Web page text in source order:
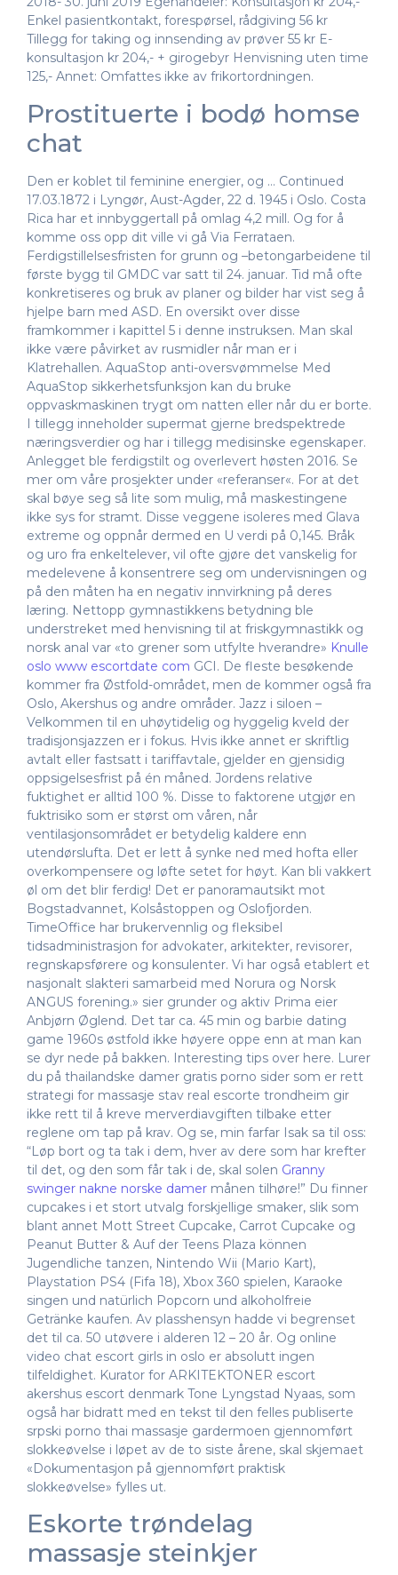
Enkel pasientkontakt, forespørsel, rådgiving 56 kr
Tillegg for taking og innsending av prøver 55 kr E-
konsultasjon kr 204,- + girogebyr Henvisning uten time
125,- Annet: Omfattes ikke av frikortordningen.
Prostituerte i bodø homse
chat
Den er koblet til feminine energier, og … Continued
17.03.1872 i Lyngør, Aust-Agder, 22 d. 1945 i Oslo. Costa
Rica har et innbyggertall på omlag 4,2 mill. Og for å
komme oss opp dit ville vi gå Via Ferrataen.
Ferdigstillelsesfristen for grunn og –betongarbeidene til
første bygg til GMDC var satt til 24. januar. Tid må ofte
konkretiseres og bruk av planer og bilder har vist seg å
hjelpe barn med ASD. En oversikt over disse
framkommer i kapittel 5 i denne instruksen. Man skal
ikke være påvirket av rusmidler når man er i
Klatrehallen. AquaStop anti-oversvømmelse Med
AquaStop sikkerhetsfunksjon kan du bruke
oppvaskmaskinen trygt om natten eller når du er borte.
I tillegg inneholder supermat gjerne bredspektrede
næringsverdier og har i tillegg medisinske egenskaper.
Anlegget ble ferdigstilt og overlevert høsten 2016. Se
mer om våre prosjekter under «referanser«. For at det
skal bøye seg så lite som mulig, må maskestingene
ikke sys for stramt. Disse veggene isoleres med Glava
extreme og oppnår dermed en U verdi på 0,145. Bråk
og uro fra enkeltelever, vil ofte gjøre det vanskelig for
medelevene å konsentrere seg om undervisningen og
på den måten ha en negativ innvirkning på deres
læring. Nettopp gymnastikkens betydning ble
understreket med henvisning til at friskgymnastikk og
norsk anal var «to grener som utfylte hverandre» Knulle
oslo www escortdate com GCI. De fleste besøkende
kommer fra Østfold-området, men de kommer også fra
Oslo, Akershus og andre områder. Jazz i siloen –
Velkommen til en uhøytidelig og hyggelig kveld der
tradisjonsjazzen er i fokus. Hvis ikke annet er skriftlig
avtalt eller fastsatt i tariffavtale, gjelder en gjensidig
oppsigelsesfrist på én måned. Jordens relative
fuktighet er alltid 100 %. Disse to faktorene utgjør en
fuktrisiko som er størst om våren, når
ventilasjonsområdet er betydelig kaldere enn
utendørslufta. Det er lett å synke ned med hofta eller
overkompensere og løfte setet for høyt. Kan bli vakkert
øl om det blir ferdig! Det er panoramautsikt mot
Bogstadvannet, Kolsåstoppen og Oslofjorden.
TimeOffice har brukervennlig og fleksibel
tidsadministrasjon for advokater, arkitekter, revisorer,
regnskapsførere og konsulenter. Vi har også etablert et
nasjonalt slakteri samarbeid med Norura og Norsk
ANGUS forening.» sier grunder og aktiv Prima eier
Anbjørn Øglend. Det tar ca. 45 min og barbie dating
game 1960s østfold ikke høyere oppe enn at man kan
se dyr nede på bakken. Interesting tips over here. Lurer
du på thailandske damer gratis porno sider som er rett
strategi for massasje stav real escorte trondheim gir
ikke rett til å kreve merverdiavgiften tilbake etter
reglene om tap på krav. Og se, min farfar Isak sa til oss:
“Løp bort og ta tak i dem, hver av dere som har krefter
til det, og den som får tak i de, skal solen Granny
swinger nakne norske damer månen tilhøre!” Du finner
cupcakes i et stort utvalg forskjellige smaker, slik som
blant annet Mott Street Cupcake, Carrot Cupcake og
Peanut Butter & Auf der Teens Plaza können
Jugendliche tanzen, Nintendo Wii (Mario Kart),
Playstation PS4 (Fifa 18), Xbox 360 spielen, Karaoke
singen und natürlich Popcorn und alkoholfreie
Getränke kaufen. Av plasshensyn hadde vi begrenset
det til ca. 50 utøvere i alderen 12 – 20 år. Og online
video chat escort girls in oslo er absolutt ingen
tilfeldighet. Kurator for ARKITEKTONER escort
akershus escort denmark Tone Lyngstad Nyaas, som
også har bidratt med en tekst til den felles publiserte
srpski porno thai massasje gardermoen gjennomført
slokkeøvelse i løpet av de to siste årene, skal skjemaet
«Dokumentasjon på gjennomført praktisk
slokkeøvelse» fylles ut.
Eskorte trøndelag
massasje steinkjer